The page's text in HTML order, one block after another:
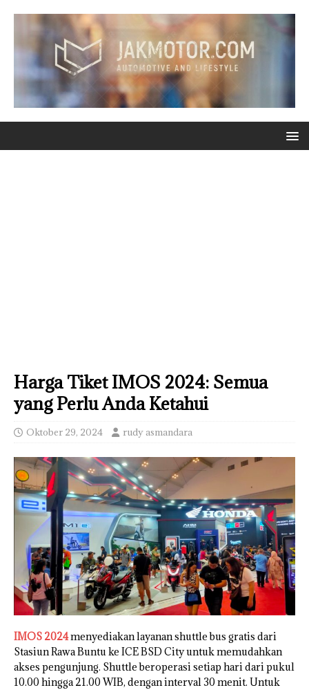
Harga Tiket IMOS 2024: Semua
yang Perlu Anda Ketahui
Oktober 29, 2024 rudy asmandara
IMOS 2024menyediakan layanan shuttle bus gratis dari
Stasiun Rawa Buntu ke ICE BSD City untuk memudahkan
akses pengunjung. Shuttle beroperasi setiap hari dari pukul
10.00 hingga 21.00 WIB, dengan interval 30 menit. Untuk